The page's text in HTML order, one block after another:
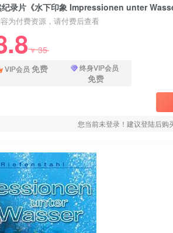
纪录片《水下印象 Impressionen unter
为付费资源，请付费后查看
￥35
VIP会员 免费 终身VIP会员
免费
您当前未登录！建议登陆后购